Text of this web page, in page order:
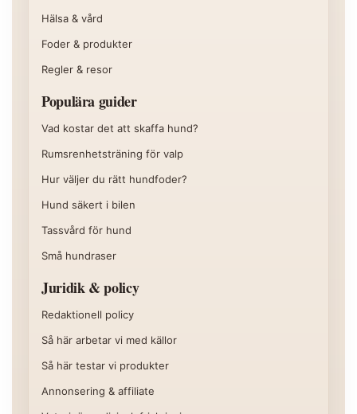
Hälsa & vård
Foder & produkter
Regler & resor
Populära guider
Vad kostar det att skaffa hund?
Rumsrenhetsträning för valp
Hur väljer du rätt hundfoder?
Hund säkert i bilen
Tassvård för hund
Små hundraser
Juridik & policy
Redaktionell policy
Så här arbetar vi med källor
Så här testar vi produkter
Annonsering & affiliate